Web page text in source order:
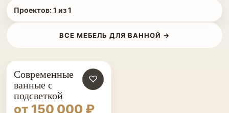
Проектов:1 из1
ВСЕ МЕБЕЛЬ ДЛЯ ВАННОЙ →
♡
Современные
ванные с
подсветкой
от 150 000 ₽